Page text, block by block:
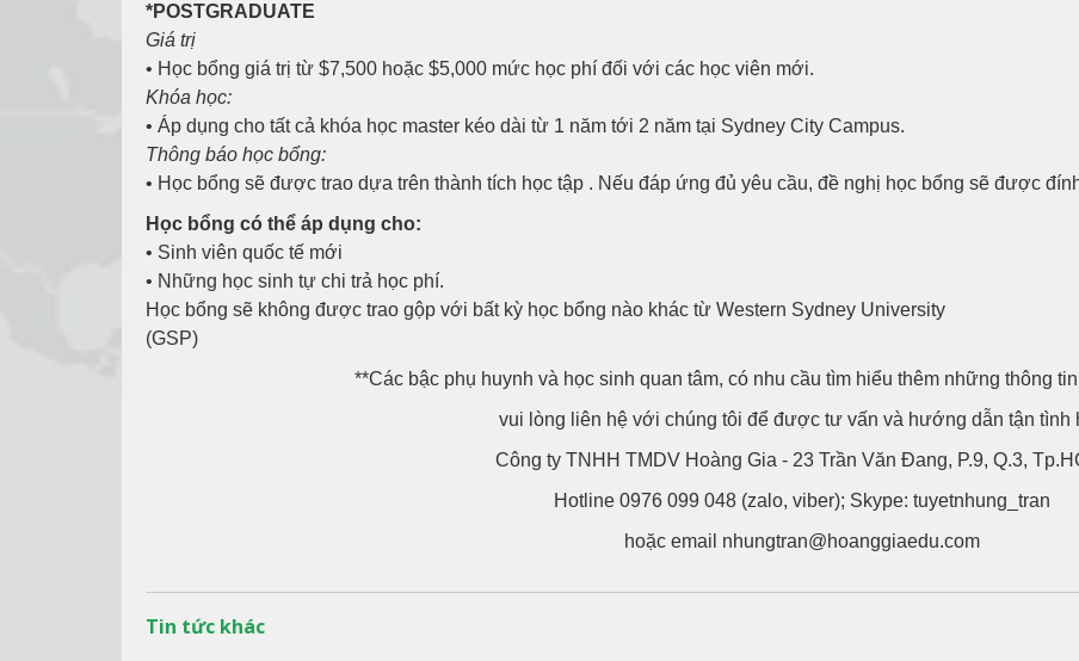
*POSTGRADUATE
Giá trị
• Học bổng giá trị từ $7,500 hoặc $5,000 mức học phí đối với các học viên mới.
Khóa học:
• Áp dụng cho tất cả khóa học master kéo dài từ 1 năm tới 2 năm tại Sydney City Campus.
Thông báo học bổng:
• Học bổng sẽ được trao dựa trên thành tích học tập . Nếu đáp ứng đủ yêu cầu, đề nghị học bổng sẽ được
Học bổng có thể áp dụng cho:
• Sinh viên quốc tế mới
• Những học sinh tự chi trả học phí.
Học bổng sẽ không được trao gộp với bất kỳ học bổng nào khác từ Western Sydney University
(GSP)
**Các bậc phụ huynh và học sinh quan tâm, có nhu cầu tìm hiểu thêm những thông
vui lòng liên hệ với chúng tôi để được tư vấn và hướng dẫn tận tình
Công ty TNHH TMDV Hoàng Gia - 23 Trần Văn Đang, P.9, Q.3,
Hotline 0976 099 048 (zalo, viber); Skype: tuyetnhung_tran
hoặc email nhungtran@hoanggiaedu.com
Tin tức khác